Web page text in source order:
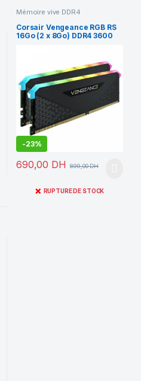
Mémoire vive DDR4
Corsair Vengeance RGB RS
16Go (2 x 8Go) DDR4 3600
-23%
690,00 DH 899,00DH
❌ RUPTURE DE STOCK